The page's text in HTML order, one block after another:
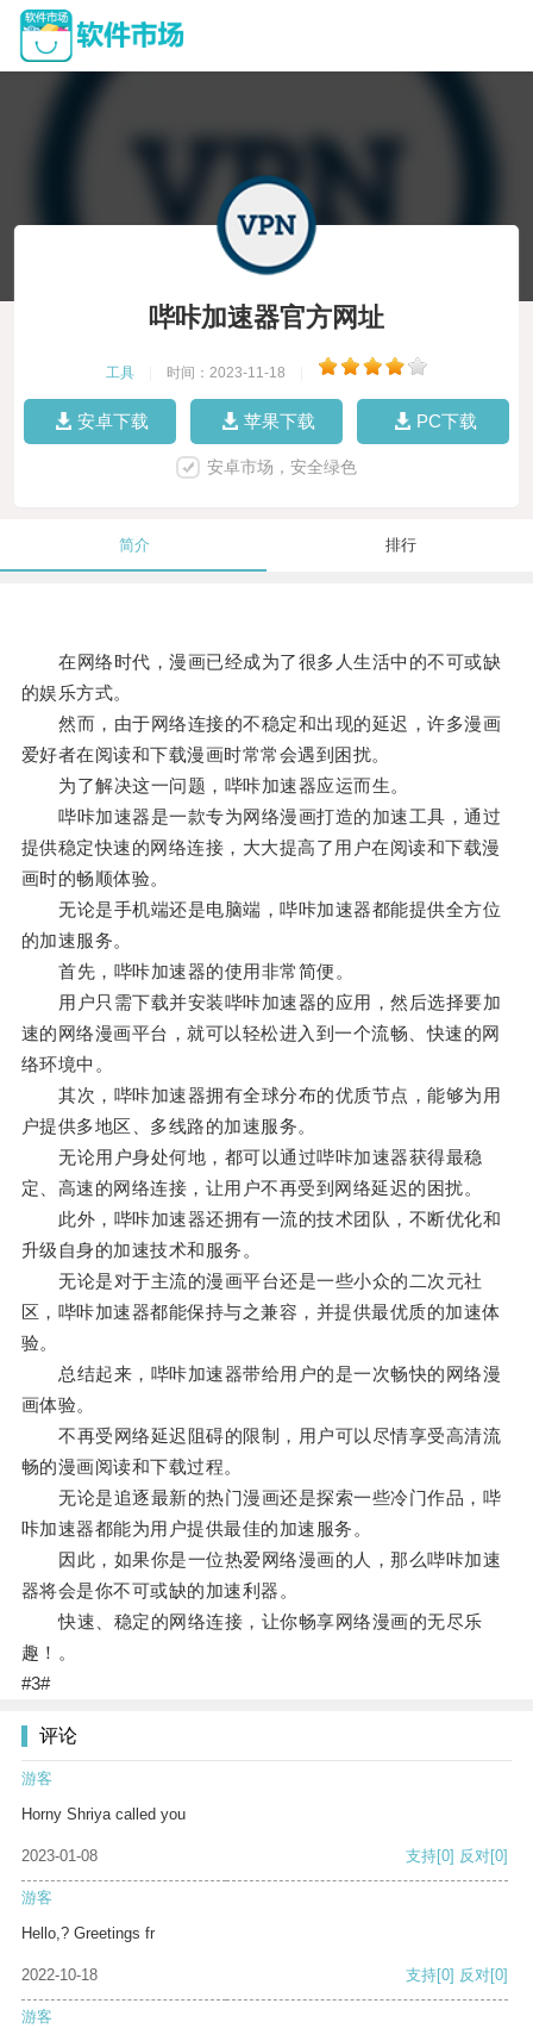
哔咔加速器官方网址
工具 时间：2023-11-18
安卓下载 苹果下载 PC下载
安卓市场，安全绿色
简介 排行
在网络时代，漫画已经成为了很多人生活中的不可或缺
的娱乐方式。
然而，由于网络连接的不稳定和出现的延迟，许多漫画
爱好者在阅读和下载漫画时常常会遇到困扰。
为了解决这一问题，哔咔加速器应运而生。
哔咔加速器是一款专为网络漫画打造的加速工具，通过
提供稳定快速的网络连接，大大提高了用户在阅读和下载漫
画时的畅顺体验。
无论是手机端还是电脑端，哔咔加速器都能提供全方位
的加速服务。
首先，哔咔加速器的使用非常简便。
用户只需下载并安装哔咔加速器的应用，然后选择要加
速的网络漫画平台，就可以轻松进入到一个流畅、快速的网
络环境中。
其次，哔咔加速器拥有全球分布的优质节点，能够为用
户提供多地区、多线路的加速服务。
无论用户身处何地，都可以通过哔咔加速器获得最稳
定、高速的网络连接，让用户不再受到网络延迟的困扰。
此外，哔咔加速器还拥有一流的技术团队，不断优化和
升级自身的加速技术和服务。
无论是对于主流的漫画平台还是一些小众的二次元社
区，哔咔加速器都能保持与之兼容，并提供最优质的加速体
验。
总结起来，哔咔加速器带给用户的是一次畅快的网络漫
画体验。
不再受网络延迟阻碍的限制，用户可以尽情享受高清流
畅的漫画阅读和下载过程。
无论是追逐最新的热门漫画还是探索一些冷门作品，哔
咔加速器都能为用户提供最佳的加速服务。
因此，如果你是一位热爱网络漫画的人，那么哔咔加速
器将会是你不可或缺的加速利器。
快速、稳定的网络连接，让你畅享网络漫画的无尽乐
趣！。
#3#
评论
游客
Horny Shriya called you
2023-01-08 支持[0] 反对[0]
游客
Hello,? Greetings fr
2022-10-18 支持[0] 反对[0]
游客